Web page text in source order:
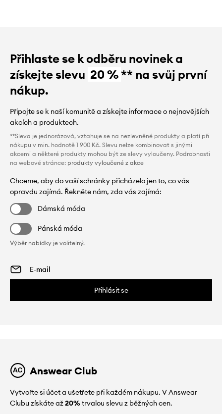
Přihlaste se k odběru novinek a
získejte slevu 20 %** na svůj první
nákup.
Připojte se k naší komunitě a získejte informace o nejnovějších
akcích a produktech.
**Sleva je jednorázová, vztahuje se na nezlevněné produkty a platí při
nákupu v min. hodnotě 1 900 Kč. Slevu nelze kombinovat s jinými
akcemi a některé produkty mohou být ze slevy vyloučeny. Podrobnosti
na webové stránce: produkty vyloučené z akce
Chceme, aby do vaší schránky přicházelo jen to, co vás
opravdu zajímá. Řekněte nám, zda vás zajímá:
Dámská móda
Pánská móda
Výběr nabídky je volitelný.
Přihlásit se
Answear Club
Vytvořte si účet a ušetřete při každém nákupu. V Answear
Clubu získáte až20%trvalou slevu z běžných cen.